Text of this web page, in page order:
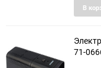
В
71-